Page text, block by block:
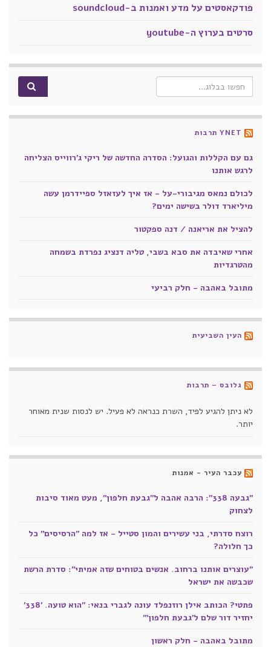
פודקאסטים על מדע ואמנות ב-soundcloud
סרטים בערוץ ה-youtube
Search for:
YNET תרבות
גם עם הקללות והגועל: הסדרה החדשה של ריקי ג'רווייס הצליחה
לרגש אותנו
לכולם נמאס מגיבורי-על - אז איך לעזאזל ספיידרמן עשה
מיליארד דולר בשישה ימים?
להציל את אריאנה / דנה ספקטור
אחרי שאיבדה את סבא בשבי, טליה דנציג נפרדת בשמחה
מהטרגדיות
מתובל באהבה - חלק רביעי
העין השביעית
גלובס – תרבות
לא ניתן להגיע לפיד, השרת כנראה לא פעיל. יש לנסות שנית מאוחר
יותר.
עכבר העיר - אמנות
"גבעה 338": הרבה אהבה ל"גבעת חלפון", מעט מאוד סיבות
לצחוק
רוצח סדרתי, בני עשירים והמון סטייל - אז למה "הרסיסים" כל
כך חלולה?
"עוצרים אותנו ברחוב. אנשים בטוחים שזה אמיתי": סדרת הרשת
שכבשה את ישראל
פתטי? הכותב אילן רוזנפלד עונה לגברי בנאי: "הוא טועה. '338'
יחזיר דור שלם ל'גבעת חלפון'"
מתובל באהבה - חלק ראשון